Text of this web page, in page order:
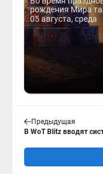
рождения Мира
05 августа, среда
Предыдущая
В WoT Blitz вводят